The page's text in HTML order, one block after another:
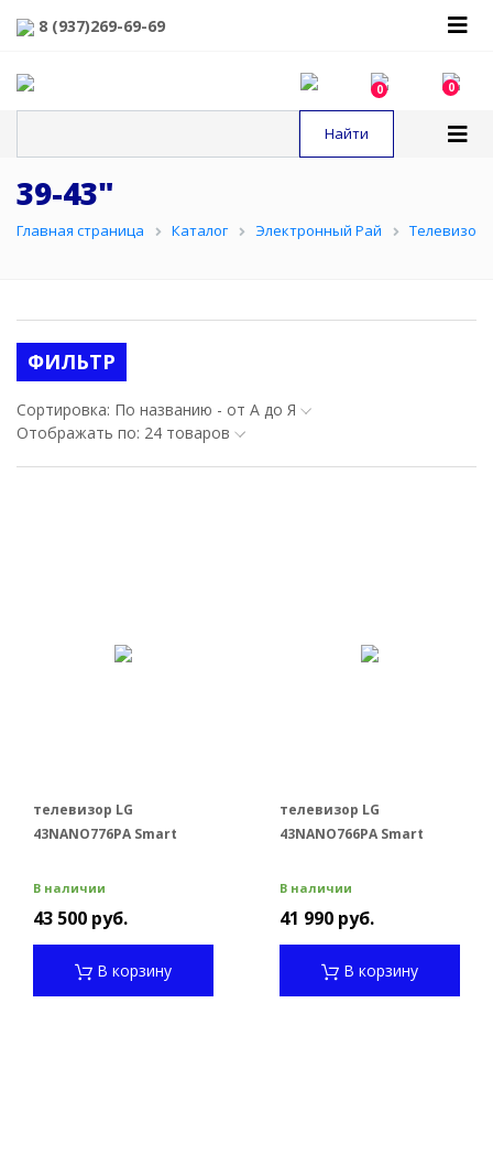
8 (937)269-69-69
0 0
39-43"
Главная страница Каталог Электронный Рай
ФИЛЬТР
Сортировка: По названию - от А до Я
Отображать по: 24 товаров
телевизор LG
43NANO776PA Smart
В наличии
43 500 руб.
В корзину
телевизор LG
43NANO766PA Smart
В наличии
41 990 руб.
В корзину